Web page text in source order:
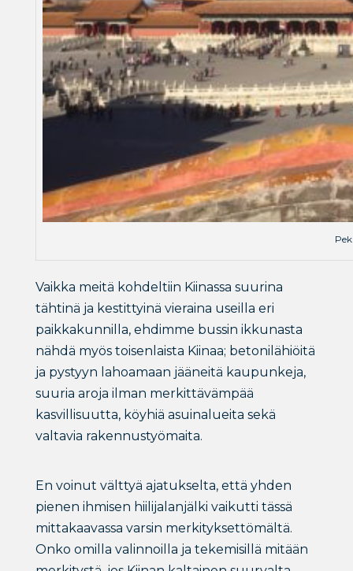
Vaikka meitä kohdeltiin Kiinassa suurina
tähtinä ja kestittyinä vieraina useilla eri
paikkakunnilla, ehdimme bussin ikkunasta
nähdä myös toisenlaista Kiinaa; betonilähiöitä
ja pystyyn lahoamaan jääneitä kaupunkeja,
suuria aroja ilman merkittävämpää
kasvillisuutta, köyhiä asuinalueita sekä
valtavia rakennustyömaita.
En voinut välttyä ajatukselta, että yhden
pienen ihmisen hiilijalanjälki vaikutti tässä
mittakaavassa varsin merkityksettömältä.
Onko omilla valinnoilla ja tekemisillä mitään